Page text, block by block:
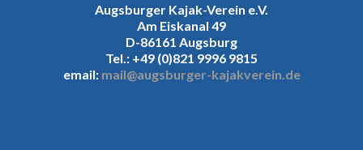
Augsburger Kajak-Verein e.V.
Am Eiskanal 49
D-86161 Augsburg
Tel.: +49 (0)821 9996 9815
email: mail@augsburger-kajakverein.de